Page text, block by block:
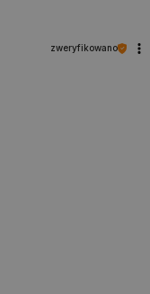
zweryfikowano